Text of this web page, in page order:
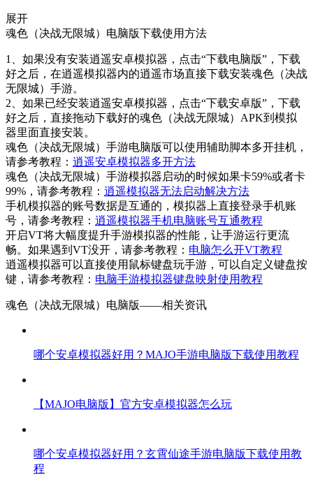
展开
魂色（决战无限城）电脑版下载使用方法
1、如果没有安装逍遥安卓模拟器，点击“下载电脑版”，下载
好之后，在逍遥模拟器内的逍遥市场直接下载安装魂色（决战
无限城）手游。
2、如果已经安装逍遥安卓模拟器，点击“下载安卓版”，下载
好之后，直接拖动下载好的魂色（决战无限城）APK到模拟
器里面直接安装。
魂色（决战无限城）手游电脑版可以使用辅助脚本多开挂机，
请参考教程： 逍遥安卓模拟器多开方法
魂色（决战无限城）手游模拟器启动的时候如果卡59%或者卡
99%，请参考教程： 逍遥模拟器无法启动解决方法
手机模拟器的账号数据是互通的，模拟器上直接登录手机账
号，请参考教程： 逍遥模拟器手机电脑账号互通教程
开启VT将大幅度提升手游模拟器的性能，让手游运行更流
畅。如果遇到VT没开，请参考教程： 电脑怎么开VT教程
逍遥模拟器可以直接使用鼠标键盘玩手游，可以自定义键盘按
键，请参考教程： 电脑手游模拟器键盘映射使用教程
魂色（决战无限城）电脑版——相关资讯
哪个安卓模拟器好用？MAJO手游电脑版下载使用教程
【MAJO电脑版】官方安卓模拟器怎么玩
哪个安卓模拟器好用？玄霄仙途手游电脑版下载使用教
程